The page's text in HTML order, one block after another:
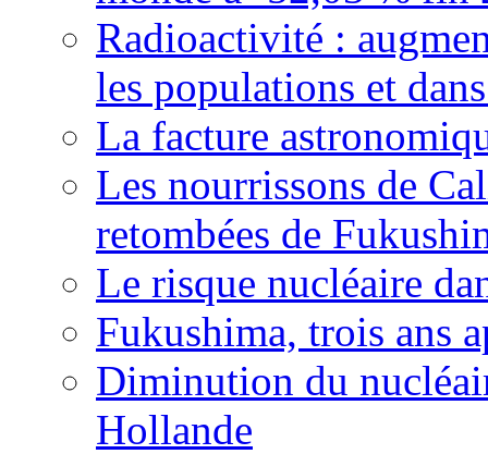
Radioactivité :
les populations et
La facture
Les nourrissons de
retombées de
Le risque nucléaire
Fukushima, trois ans
Diminution du
Hollande